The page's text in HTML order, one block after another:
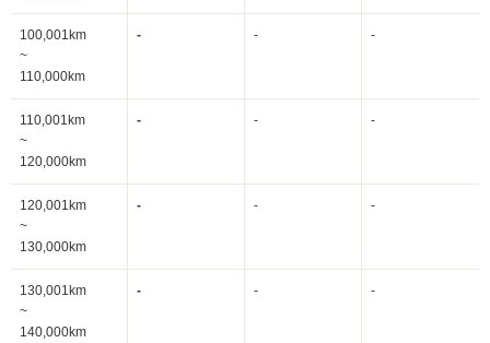
100,001km
~
110,000km
- - -
110,001km
~
120,000km
- - -
120,001km
~
130,000km
- - -
130,001km
~
140,000km
- - -